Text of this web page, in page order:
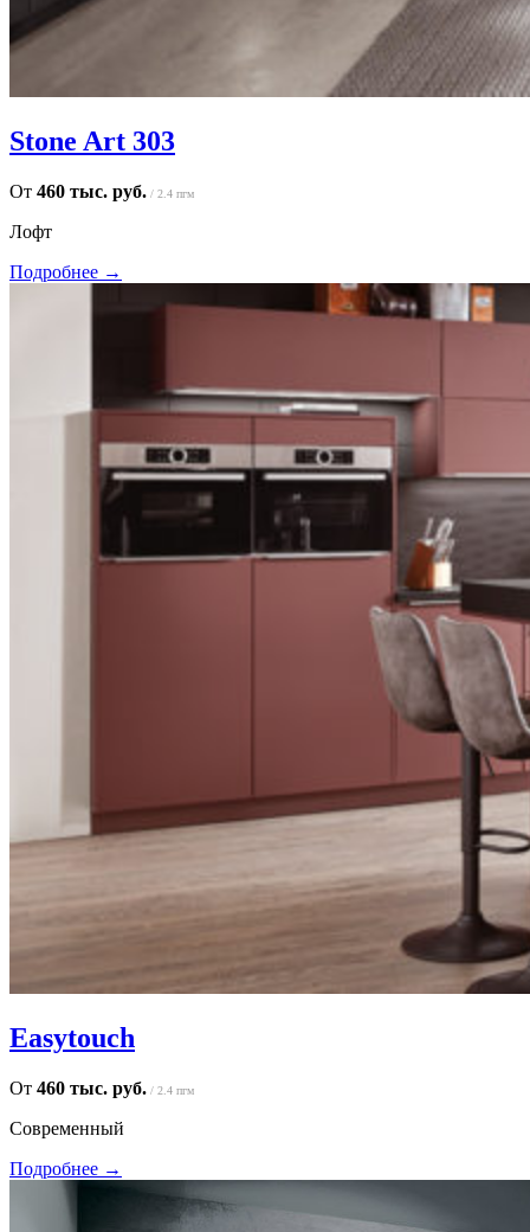
Stone Art 303
От 460 тыс. руб. / 2.4 пгм
Лофт
Подробнее →
Easytouch
От 460 тыс. руб. / 2.4 пгм
Современный
Подробнее →